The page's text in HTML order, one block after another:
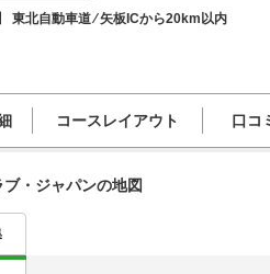
東北自動車道 ⁄ 矢板ICから20km以内
コースレイアウト 口コ
・ジャパンの地図